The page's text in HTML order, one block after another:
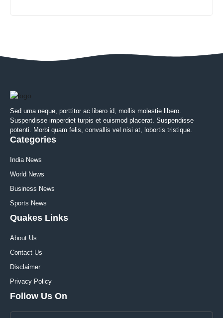
Sed urna neque, porttitor ac libero id, mollis molestie libero.
Suspendisse imperdiet turpis et euismod placerat. Suspendisse
potenti. Morbi quam felis, convallis vel nisi at, lobortis tristique.
Categories
India News
World News
Business News
Sports News
Quakes Links
About Us
Contact Us
Disclaimer
Privacy Policy
Follow Us On